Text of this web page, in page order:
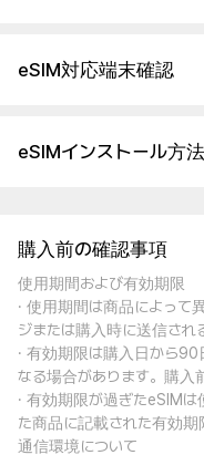
eSIM対応端末確認
eSIMインストール方
購入前の確認事項
使用期間および有効期限
· 使用期間は商品によって
ジまたは購入時に送信され
· 有効期限は購入日から
なる場合があります。購入
· 有効期限が過ぎたeSIM
た商品に記載された有効期
通信環境について